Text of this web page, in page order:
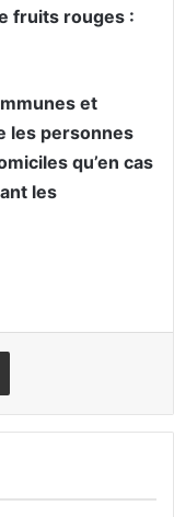
fruits rouges :
et
les personnes
qu’en cas
les